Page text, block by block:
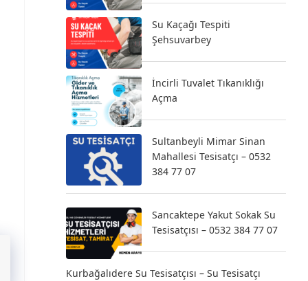
Su Kaçağı Tespiti
Şehsuvarbey
İncirli Tuvalet Tıkanıklığı
Açma
Sultanbeyli Mimar Sinan
Mahallesi Tesisatçı – 0532
384 77 07
Sancaktepe Yakut Sokak Su
Tesisatçısı – 0532 384 77 07
Kurbağalıdere Su Tesisatçısı – Su Tesisatçı